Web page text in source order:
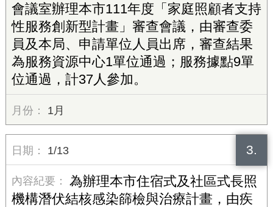
會議室辦理本市111年度「家庭照顧者支持
性服務創新型計畫」審查會議，由審查委
員及本局、申請單位人員出席，審查結果
為服務資源中心1單位通過；服務據點9單
位通過，計37人參加。
1月
3.
1/13
為辦理本市住宿式及社區式長照
機構潛伏結核感染篩檢與治療計畫，由疾